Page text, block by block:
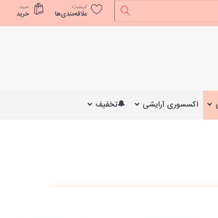
لیست
علاقه‌مندی‌ها
سبد
خرید
اکسسوری آرایشی 🔔تخفیف